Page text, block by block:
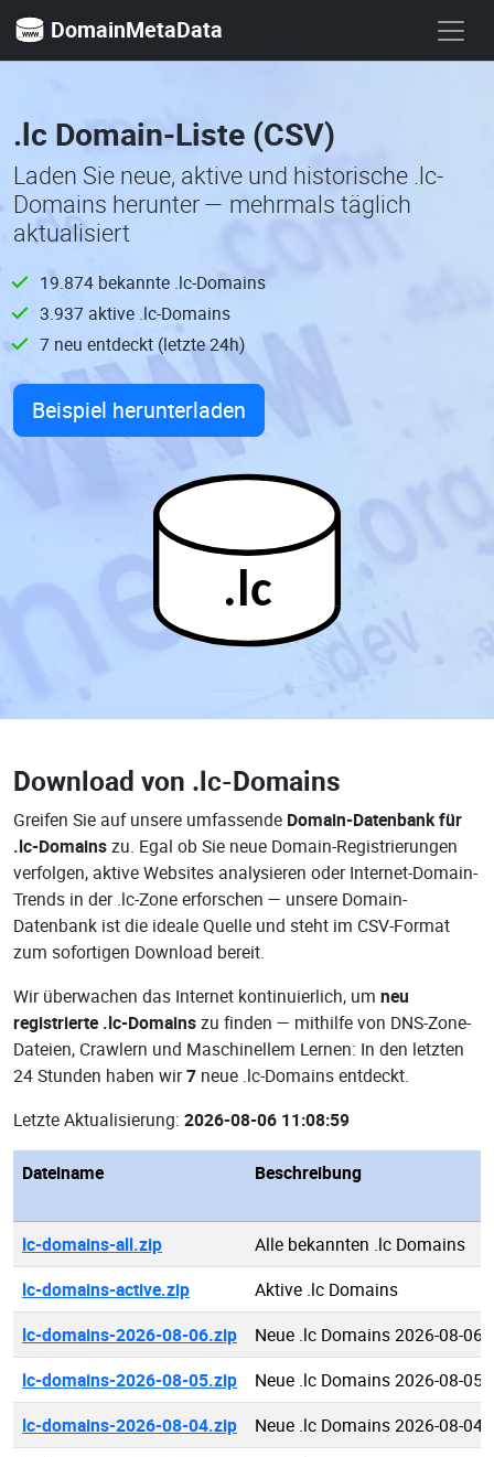
DomainMetaData
.lc Domain-Liste (CSV)
Laden Sie neue, aktive und historische .lc-
Domains herunter — mehrmals täglich
aktualisiert
19.874 bekannte .lc-Domains
3.937 aktive .lc-Domains
7 neu entdeckt (letzte 24h)
Beispiel herunterladen
.lc
Download von .lc-Domains
Greifen Sie auf unsere umfassende Domain-Datenbank für
.lc-Domainszu. Egal ob Sie neue Domain-Registrierungen
verfolgen, aktive Websites analysieren oder Internet-Domain-
Trends in der .lc-Zone erforschen — unsere Domain-
Datenbank ist die ideale Quelle und steht im CSV-Format
zum sofortigen Download bereit.
Wir überwachen das Internet kontinuierlich, um neu
registrierte .lc-Domainszu finden — mithilfe von DNS-Zone-
Dateien, Crawlern und Maschinellem Lernen: In den letzten
24 Stunden haben wir7 neue .lc-Domains entdeckt.
Letzte Aktualisierung: 2026-08-06 11:08:59
Dateiname Beschreibung
lc-domains-all.zip
Alle bekannten .lc Domains
lc-domains-active.zip
Aktive .lc Domains
lc-domains-2026-08-06.zip
Neue .lc Domains 2026-08-06
lc-domains-2026-08-05.zip
Neue .lc Domains 2026-08-05
lc-domains-2026-08-04.zip
Neue .lc Domains 2026-08-04